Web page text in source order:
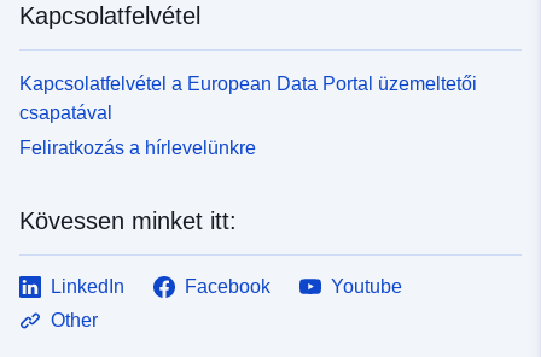
Kapcsolatfelvétel
Kapcsolatfelvétel a European Data Portal üzemeltetői
csapatával
Feliratkozás a hírlevelünkre
Kövessen minket itt:
LinkedIn Facebook
Youtube
Other